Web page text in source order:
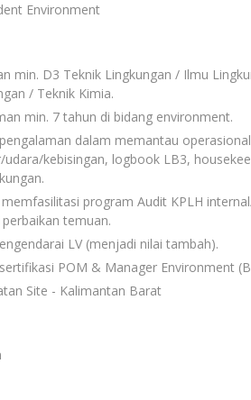
Environment
min. D3 Teknik Lingkungan / Ilmu
/ Teknik Kimia.
min. 7 tahun di bidang environment.
dalam memantau
udara/kebisingan, logbook LB3,
program Audit KPLH
temuan.
LV (menjadi nilai tambah).
POM & Manager Environment
Site - Kalimantan Barat